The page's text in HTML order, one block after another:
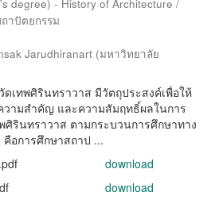
degree) - History of Architecture /
าปัตยกรรม
Jarudhiranart (มหาวิทยาลัย
เทพศิรินทราวาส มีวัตถุประสงค์เพื่อให้
ามสำคัญ และความสัมฤทธิ์ผลในการ
ศิรินทราวาส ตามกระบวนการศึกษาทาง
อการศึกษาสถาป ...
download
download